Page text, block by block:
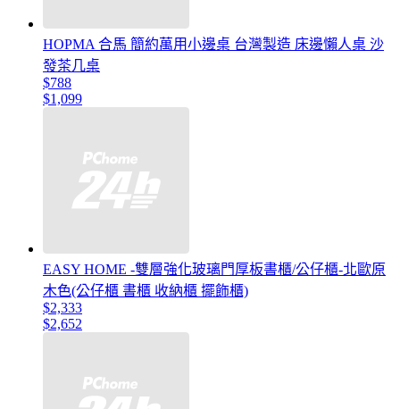
HOPMA 合馬 簡約萬用小邊桌 台灣製造 床邊懶人桌 沙
發茶几桌
$788
$1,099
EASY HOME -雙層強化玻璃門厚板書櫃/公仔櫃-北歐原
木色(公仔櫃 書櫃 收納櫃 擺飾櫃)
$2,333
$2,652